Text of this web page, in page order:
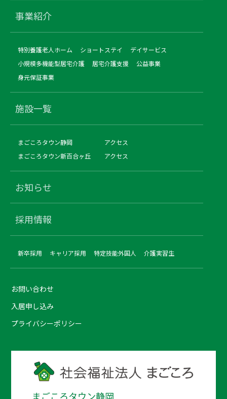
事業紹介
特別養護老人ホーム ショートステイ
デイサービス
小規模多機能型居宅介護
居宅介護支援
公益事業
身元保証事業
施設一覧
まごころタウン静岡
アクセス
まごころタウン新百合ヶ丘
アクセス
お知らせ
採用情報
新卒採用 キャリア採用 特定技能外国人 介護実習生
お問い合わせ
入居申し込み
プライバシーポリシー
まごころタウン静岡